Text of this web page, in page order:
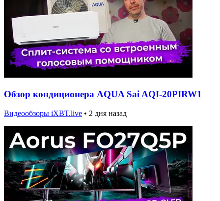
Обзор кондиционера AQUA Sai AQI-20PIRW1
Видеообзоры iXBT.live • 2 дня назад